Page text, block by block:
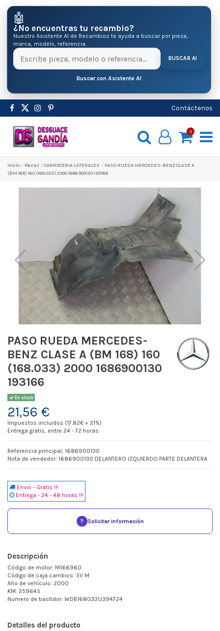
🤖
¿No encuentras tu recambio?
Nuestro Asistente AI de Recambios te ayuda a buscar por pieza,
marca, modelo, referencia.
BUSCAR AI
Buscar con Asistente AI
Contáctenos
0
Inicio Pіezas CARROCERIA LATERALES
PASO RUEDA MERCEDES-BENZ CLASE A
(BM 168) 160 (168.033) 2000 1686900130 193166
PASO RUEDA MERCEDES-
BENZ CLASE A (BM 168) 160
(168.033) 2000 1686900130
193166
En stock
21,56 €
Impuestos incluidos (17.82€ + 21%)
Entrega gratis, entre 24 - 72 horas
Referencia principal: 1686900130
Nota de vendedor: 1686900130 DELANTERO IZQUIERDO PARTE DELANTERA
Envio - Gratis !!!
Entrega - 24 - 48 horas !!!
? Solicitar información
Descripción
Código de motor: M166960
Código de caja cambios: 5V M
Año de vehículo: 2000
KM: 259645
Numero de bastidor: WDB1680331J394724
Detalles del producto